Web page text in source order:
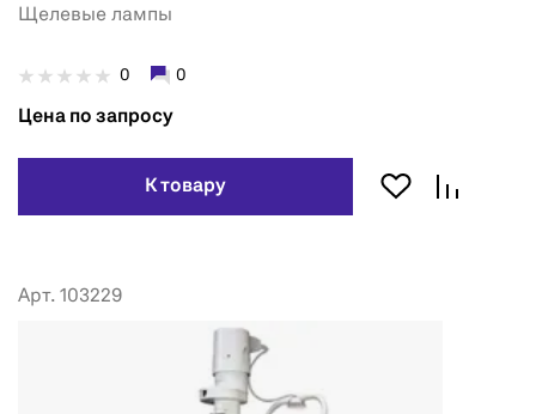
Щелевые лампы
0 0
Цена по запросу
К товару
Арт. 103229